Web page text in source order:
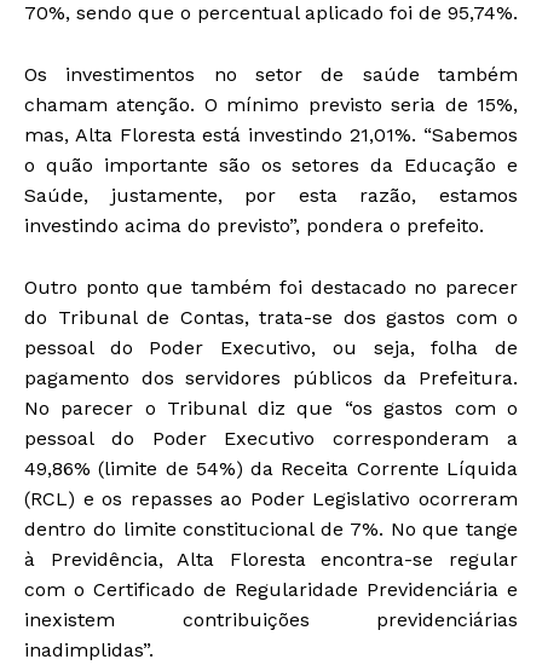
70%, sendo que o percentual aplicado foi de 95,74%.
Os investimentos no setor de saúde também
chamam atenção. O mínimo previsto seria de 15%,
mas, Alta Floresta está investindo 21,01%. “Sabemos
o quão importante são os setores da Educação e
Saúde, justamente, por esta razão, estamos
investindo acima do previsto”, pondera o prefeito.
Outro ponto que também foi destacado no parecer
do Tribunal de Contas, trata-se dos gastos com o
pessoal do Poder Executivo, ou seja, folha de
pagamento dos servidores públicos da Prefeitura.
No parecer o Tribunal diz que “os gastos com o
pessoal do Poder Executivo corresponderam a
49,86% (limite de 54%) da Receita Corrente Líquida
(RCL) e os repasses ao Poder Legislativo ocorreram
dentro do limite constitucional de 7%. No que tange
à Previdência, Alta Floresta encontra-se regular
com o Certificado de Regularidade Previdenciária e
inexistem contribuições previdenciárias
inadimplidas”.